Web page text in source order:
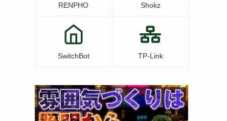
RENPHO Shokz
SwitchBot TP-Link